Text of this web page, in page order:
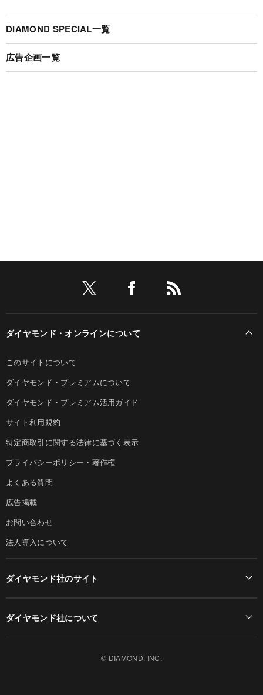
DIAMOND SPECIAL一覧
広告企画一覧
ダイヤモンド・オンラインについて
このサイトについて
ダイヤモンド・プレミアムについて
ダイヤモンド・プレミアム活用ガイド
サイト利用規約
特定商取引に関する法律に基づく表示
プライバシーポリシー・著作権
よくある質問
広告掲載
お問い合わせ
法人導入について
ダイヤモンド社のサイト
ダイヤモンド社について
© DIAMOND, INC.